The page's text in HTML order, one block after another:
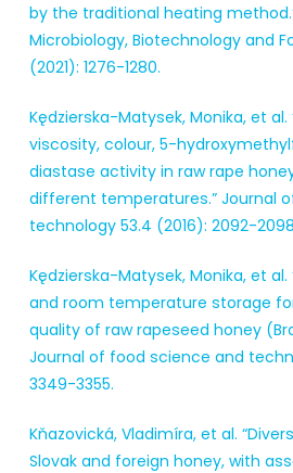
by the traditional heating
Microbiology, Biotechnology and
(2021): 1276-1280.
Kędzierska-Matysek, Monika, et
viscosity, colour, 5-
diastase activity in raw rape
different temperatures.” Journal
technology 53.4 (2016): 2092-
Kędzierska-Matysek, Monika, et
and room temperature storage
quality of raw rapeseed honey
Journal of food science and
3349-3355.
Kňazovická, Vladimíra, et al.
Slovak and foreign honey, with